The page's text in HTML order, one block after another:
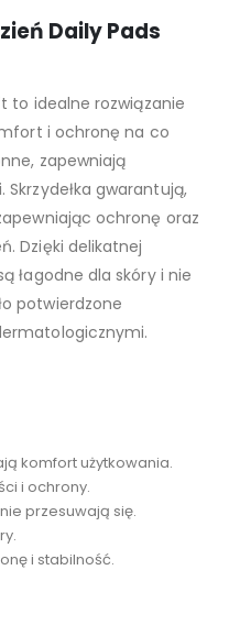
Daily Pads
to idealne rozwiązanie
i ochronę na co
zapewniają
Skrzydełka gwarantują,
ochronę oraz
Dzięki delikatnej
łagodne dla skóry i nie
potwierdzone
komfort użytkowania.
i ochrony.
przesuwają się.
i stabilność.